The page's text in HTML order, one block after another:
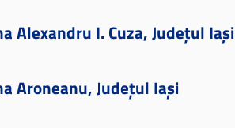
Alexandru I. Cuza, Județul Iași
Aroneanu, Județul Iași